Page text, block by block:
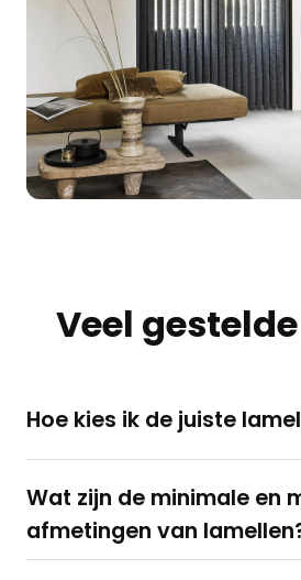
Veel
Hoe kies ik de juiste
Wat zijn de minimale en
afmetingen van